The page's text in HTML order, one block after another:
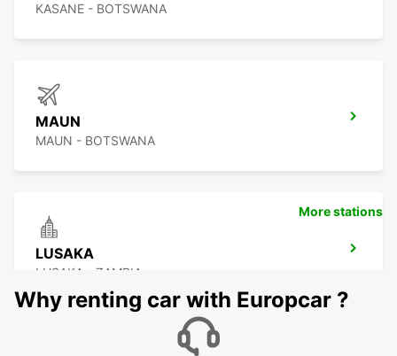
KASANE - BOTSWANA
MAUN
MAUN - BOTSWANA
LUSAKA
LUSAKA - ZAMBIA
More stations
Why renting car with Europcar ?